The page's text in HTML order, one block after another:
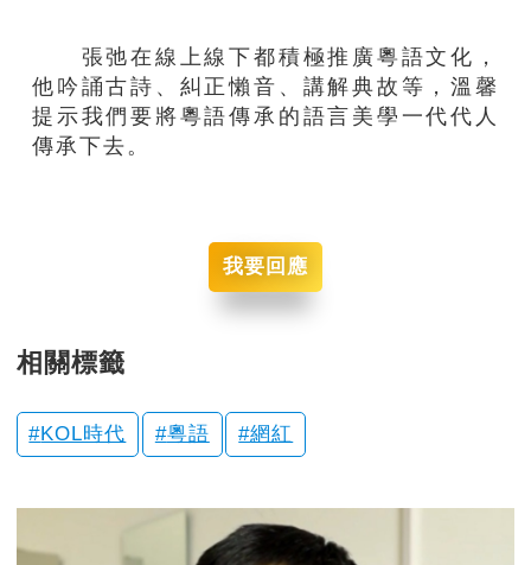
張弛在線上線下都積極推廣粵語文化，
他吟誦古詩、糾正懶音、講解典故等，溫馨
提示我們要將粵語傳承的語言美學一代代人
傳承下去。
我要回應
相關標籤
KOL時代 粵語 網紅